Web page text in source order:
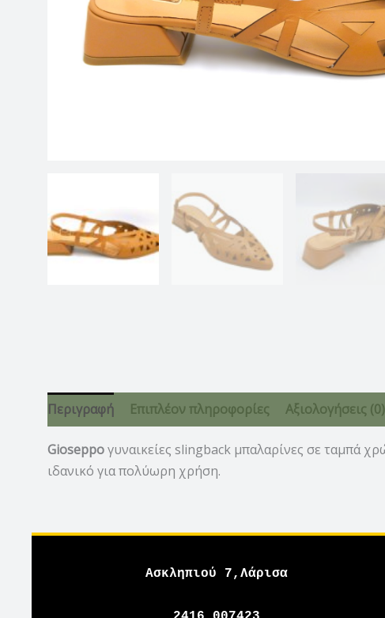
Περιγραφή Επιπλέον πληροφορίες Αξιολογήσεις (0)
Gioseppoγυναικείες slingback μπαλαρίνες σε ταμπά
ιδανικό για πολύωρη χρήση.
Ασκληπιού 7,Λάρισα